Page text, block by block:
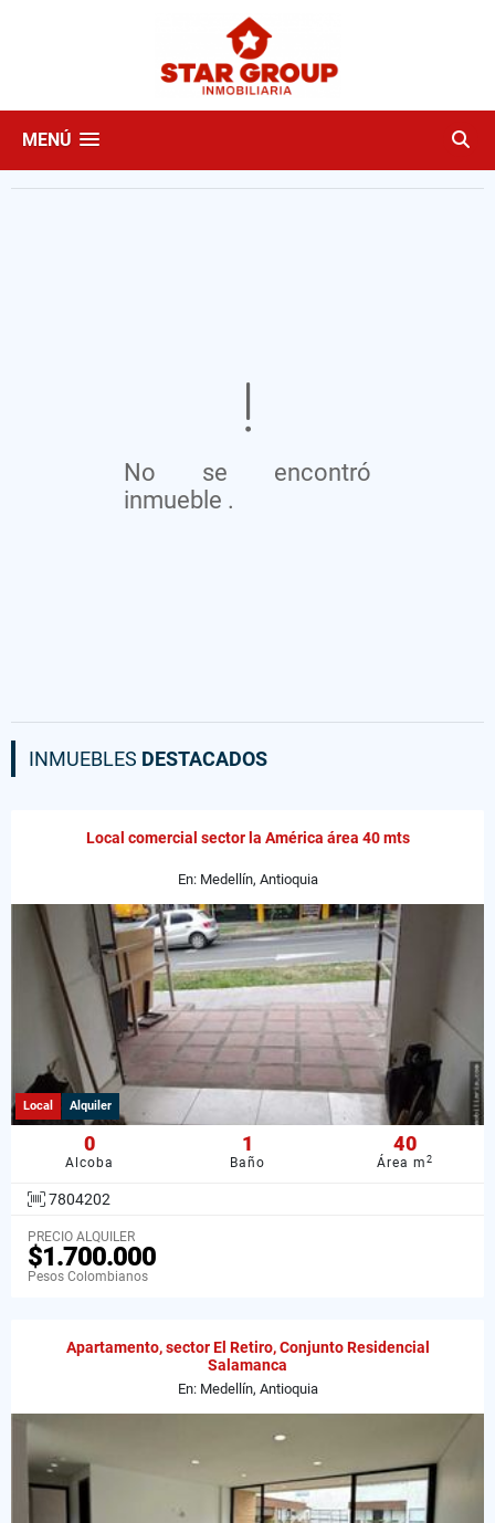
MENÚ
No se encontró
inmueble .
INMUEBLES DESTACADOS
Local comercial sector la América área 40 mts
En: Medellín, Antioquia
Local Alquiler
0
Alcoba
1
Baño
40
Área m2
7804202
PRECIO ALQUILER
$1.700.000
Pesos Colombianos
Apartamento, sector El Retiro, Conjunto Residencial
Salamanca
En: Medellín, Antioquia